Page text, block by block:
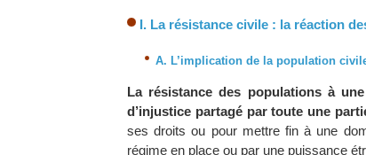
I. La résistance civile : la réaction
A. L’implication de la population
La résistance des populations à
d’injustice partagé par toute une
ses droits ou pour mettre fin à une
régime en place ou par une puissance